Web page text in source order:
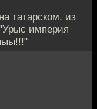
татарском, из
империя